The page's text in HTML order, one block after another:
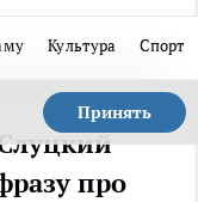
Культура Спорт
Принять
про